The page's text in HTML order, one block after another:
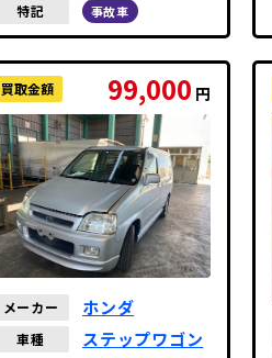
特記 事故車
買取金額 99,000 円
メーカー ホンダ
車種 ステップワゴン